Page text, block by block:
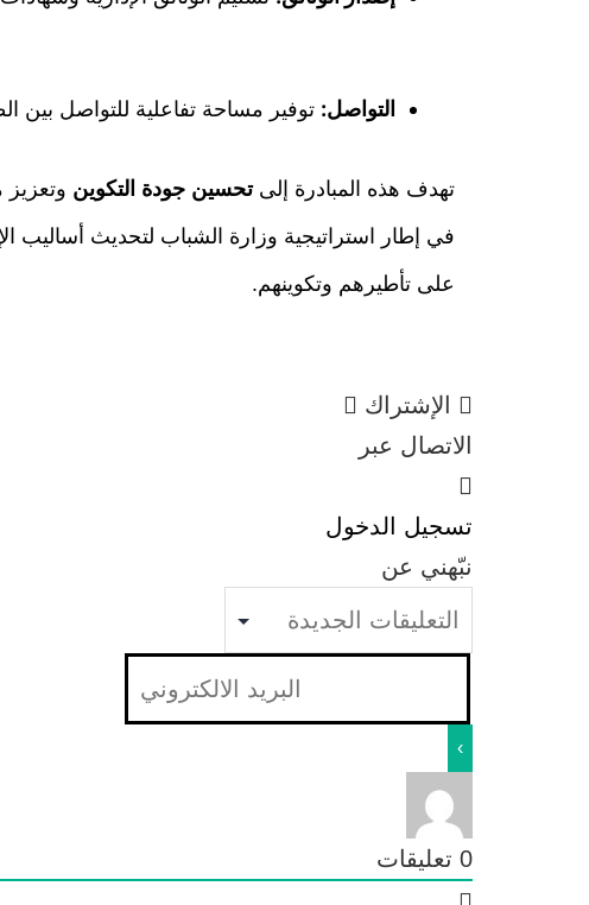
التواصل: توفير مساحة تفاعلية للتواصل بين
تهدف هذه المبادرة إلىتحسين جودة التكوين وتعزيز
في إطار استراتيجية وزارة الشباب لتحديث أساليب
على تأطيرهم وتكوينهم.
الإشتراك
الاتصال عبر
تسجيل الدخول
نبّهني عن
0 تعليقات